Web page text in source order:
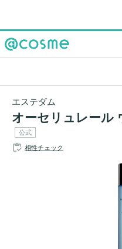
エステダム
オーセリュレール
公式
相性チェック